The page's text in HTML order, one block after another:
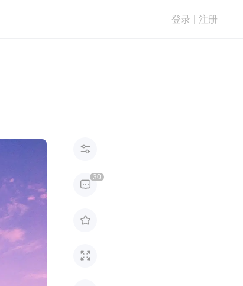
登录 注册


30

